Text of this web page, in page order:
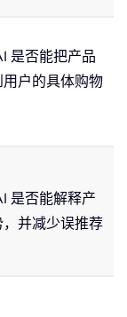
是否能把产品
用户的具体购物
是否能解释产
，并减少误推荐